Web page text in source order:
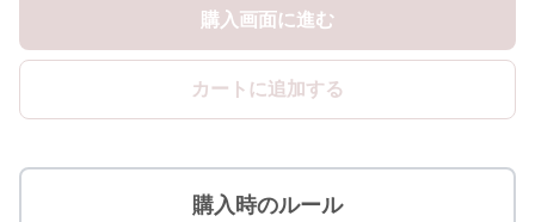
購入画面に進む
カートに追加する
購入時のルール